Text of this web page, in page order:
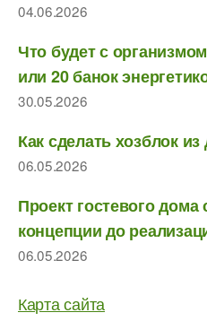
04.06.2026
Что будет с
или 20 банок
30.05.2026
Как сделать хозблок
06.05.2026
Проект гостевого
концепции до
06.05.2026
Карта сайта